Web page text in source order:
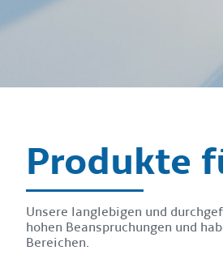
Produkte
Unsere langlebigen und
hohen Beanspruchungen und
Bereichen.